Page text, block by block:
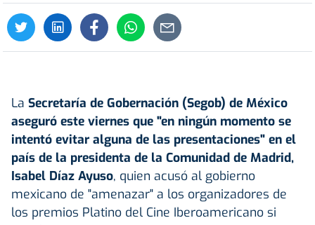
La Secretaría de Gobernación (Segob) de México
aseguró este viernes que "en ningún momento se
intentó evitar alguna de las presentaciones" en el
país de la presidenta de la Comunidad de Madrid,
Isabel Díaz Ayuso, quien acusó al gobierno
mexicano de "amenazar" a los organizadores de
los premios Platino del Cine Iberoamericano si